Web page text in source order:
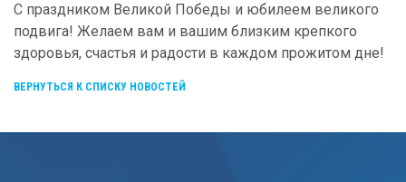
С праздником Великой Победы и юбилеем великого
подвига! Желаем вам и вашим близким крепкого
здоровья, счастья и радости в каждом прожитом дне!
ВЕРНУТЬСЯ К СПИСКУ НОВОСТЕЙ